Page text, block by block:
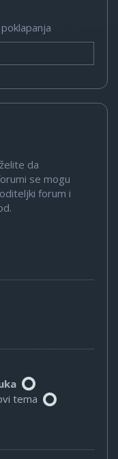
da
se mogu
forum i
tema